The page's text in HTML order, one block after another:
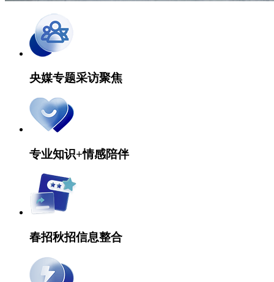
央媒专题采访聚焦
专业知识+情感陪伴
春招秋招信息整合